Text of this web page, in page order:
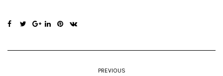
PREVIOUS